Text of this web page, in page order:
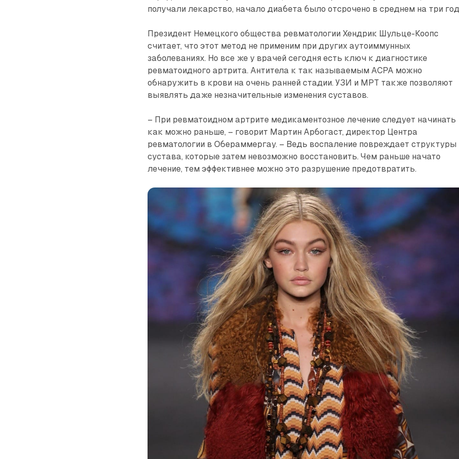
получали лекарство, начало диабета было отсрочено в среднем на три
Президент Немецкого общества ревматологии Хендрик Шульце-Коопс
считает, что этот метод не применим при других аутоиммунных
заболеваниях. Но все же у врачей сегодня есть ключ к диагностике
ревматоидного артрита. Антитела к так называемым ACPA можно
обнаружить в крови на очень ранней стадии. УЗИ и МРТ также позволяют
выявлять даже незначительные изменения суставов.
– При ревматоидном артрите медикаментозное лечение следует начинать
как можно раньше, – говорит Мартин Арбогаст, директор Центра
ревматологии в Обераммергау. – Ведь воспаление повреждает структуры
сустава, которые затем невозможно восстановить. Чем раньше начато
лечение, тем эффективнее можно это разрушение предотвратить.